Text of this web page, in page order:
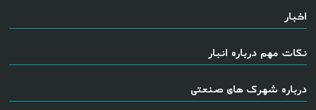
اخبار
نکات مهم درباره انبار
درباره شهرک های صنعتی